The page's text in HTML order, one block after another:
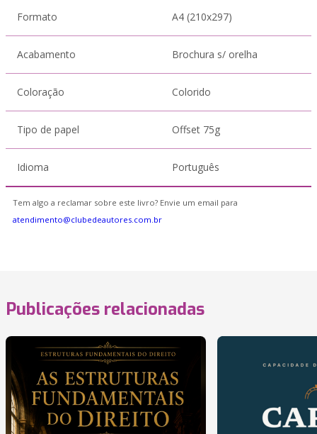
Formato A4 (210x297)
Acabamento Brochura s/ orelha
Coloração Colorido
Tipo de papel Offset 75g
Idioma Português
Tem algo a reclamar sobre este livro? Envie um email para
atendimento@clubedeautores.com.br
Publicações relacionadas